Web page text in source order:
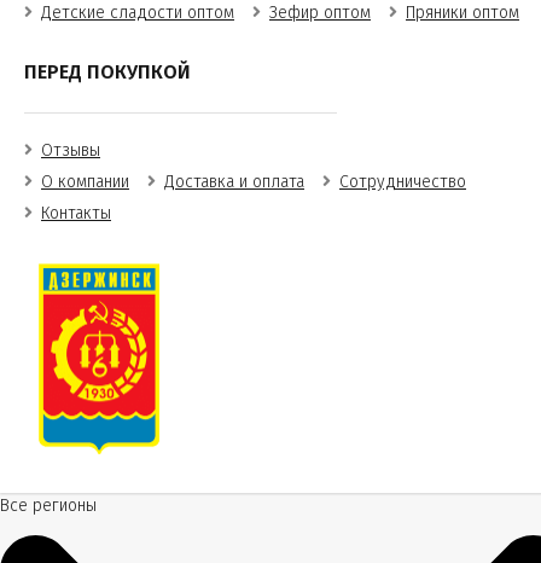
Детские сладости оптом
Зефир оптом Пряники оптом
ПЕРЕД ПОКУПКОЙ
Отзывы
О компании
Доставка и оплата
Сотрудничество
Контакты
Все регионы